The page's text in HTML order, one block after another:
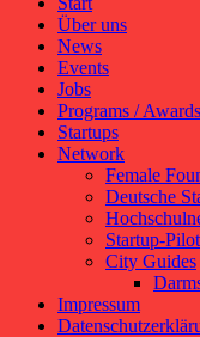
Über uns
News
Events
Jobs
Programs / Awards
Startups
Network
Female
Deutsche
Startup-Pilot
City Guides
Impressum